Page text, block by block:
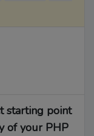
starting point
of your PHP